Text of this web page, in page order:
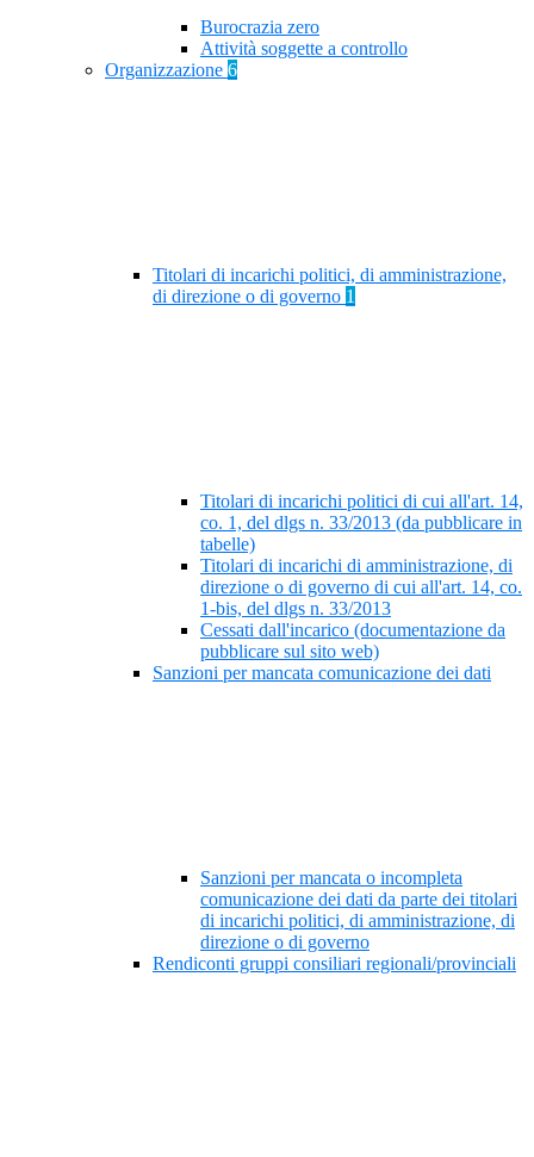
Burocrazia zero
Attività soggette a controllo
Organizzazione 6
Titolari di incarichi politici, di amministrazione,
di direzione o di governo 1
Titolari di incarichi politici di cui all'art. 14,
co. 1, del dlgs n. 33/2013 (da pubblicare in
tabelle)
Titolari di incarichi di amministrazione, di
direzione o di governo di cui all'art. 14, co.
1-bis, del dlgs n. 33/2013
Cessati dall'incarico (documentazione da
pubblicare sul sito web)
Sanzioni per mancata comunicazione dei dati
Sanzioni per mancata o incompleta
comunicazione dei dati da parte dei titolari
di incarichi politici, di amministrazione, di
direzione o di governo
Rendiconti gruppi consiliari regionali/provinciali